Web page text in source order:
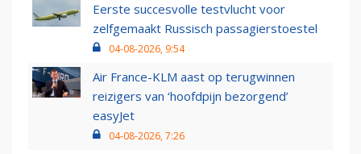
Eerste succesvolle testvlucht voor
zelfgemaakt Russisch passagierstoestel
04-08-2026, 9:54
Air France-KLM aast op terugwinnen
reizigers van ‘hoofdpijn bezorgend’
easyJet
04-08-2026, 7:26